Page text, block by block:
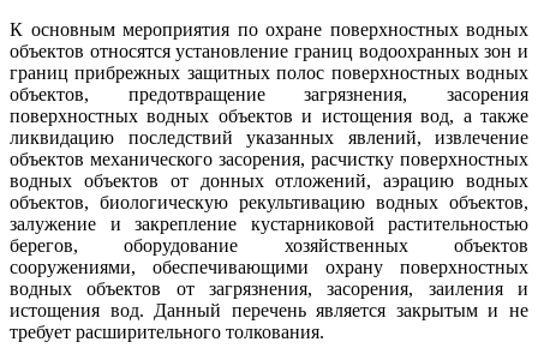
К основным мероприятия по охране поверхностных водных
объектов относятся установление границ водоохранных зон и
границ прибрежных защитных полос поверхностных водных
объектов, предотвращение загрязнения, засорения
поверхностных водных объектов и истощения вод, а также
ликвидацию последствий указанных явлений, извлечение
объектов механического засорения, расчистку поверхностных
водных объектов от донных отложений, аэрацию водных
объектов, биологическую рекультивацию водных объектов,
залужение и закрепление кустарниковой растительностью
берегов, оборудование хозяйственных объектов
сооружениями, обеспечивающими охрану поверхностных
водных объектов от загрязнения, засорения, заиления и
истощения вод. Данный перечень является закрытым и не
требует расширительного толкования.